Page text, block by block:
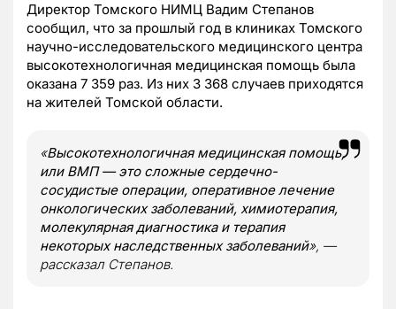
Директор Томского НИМЦ Вадим Степанов
сообщил, что за прошлый год в клиниках Томского
научно-исследовательского медицинского центра
высокотехнологичная медицинская помощь была
оказана 7 359 раз. Из них 3 368 случаев приходятся
на жителей Томской области.
«Высокотехнологичная медицинская помощь,
или ВМП — это сложные сердечно-
сосудистые операции, оперативное лечение
онкологических заболеваний, химиотерапия,
молекулярная диагностика и терапия
некоторых наследственных заболеваний», —
рассказал Степанов.